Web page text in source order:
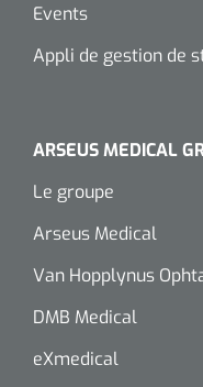
Events
Appli de gestion de
ARSEUS MEDICAL
Le groupe
Arseus Medical
Van Hopplynus
DMB Medical
eXmedical